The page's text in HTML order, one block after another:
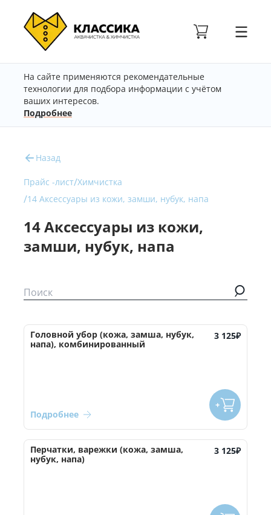
На сайте применяются рекомендательные
технологии для подбора информации с учётом
ваших интересов.
Подробнее
Назад
Прайс -лист/Химчистка
/14 Аксессуары из кожи, замши, нубук, напа
14 Аксессуары из кожи,
замши, нубук, напа
Головной убор (кожа, замша, нубук,
напа), комбинированный
Подробнее
3 125₽
Перчатки, варежки (кожа, замша,
нубук, напа)
3 125₽